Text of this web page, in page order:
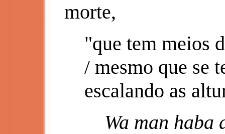
morte,
"que tem meios
/ mesmo que se
escalando as
Wa man haba